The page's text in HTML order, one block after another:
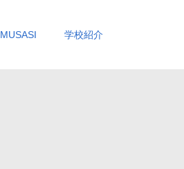
MUSASI 学校紹介